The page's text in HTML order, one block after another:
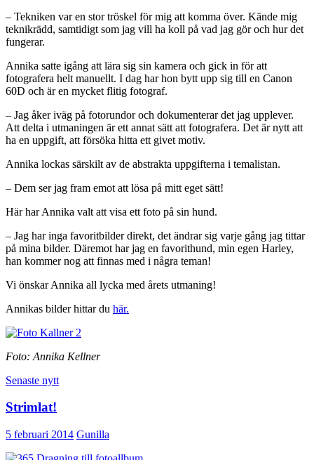
– Tekniken var en stor tröskel för mig att komma över. Kände mig
teknikrädd, samtidigt som jag vill ha koll på vad jag gör och hur det
fungerar.
Annika satte igång att lära sig sin kamera och gick in för att
fotografera helt manuellt. I dag har hon bytt upp sig till en Canon
60D och är en mycket flitig fotograf.
– Jag åker iväg på fotorundor och dokumenterar det jag upplever.
Att delta i utmaningen är ett annat sätt att fotografera. Det är nytt att
ha en uppgift, att försöka hitta ett givet motiv.
Annika lockas särskilt av de abstrakta uppgifterna i temalistan.
– Dem ser jag fram emot att lösa på mitt eget sätt!
Här har Annika valt att visa ett foto på sin hund.
– Jag har inga favoritbilder direkt, det ändrar sig varje gång jag tittar
på mina bilder. Däremot har jag en favorithund, min egen Harley,
han kommer nog att finnas med i några teman!
Vi önskar Annika all lycka med årets utmaning!
Annikas bilder hittar du här.
Foto: Annika Kellner
Senaste nytt
Strimlat!
5 februari 2014 Gunilla